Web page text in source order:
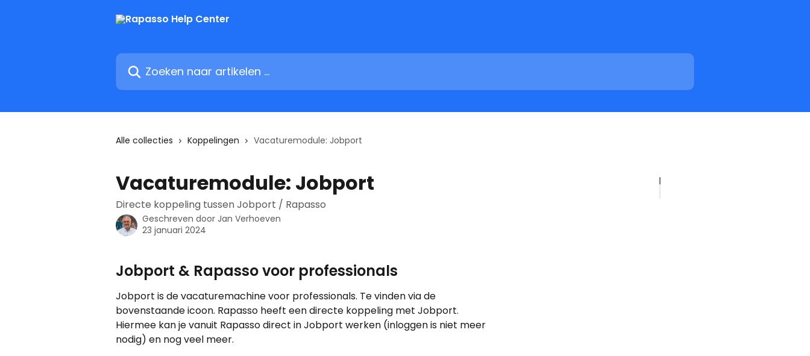
Zoeken naar artikelen ...
Alle collecties Koppelingen Vacaturemodule: Jobport
Vacaturemodule: Jobport
Directe koppeling tussen Jobport / Rapasso
Geschreven door Jan Verhoeven
23 januari 2024
Jobport & Rapasso voor professionals
Jobport is de vacaturemachine voor professionals. Te vinden via de
bovenstaande icoon. Rapasso heeft een directe koppeling met Jobport.
Hiermee kan je vanuit Rapasso direct in Jobport werken (inloggen is niet meer
nodig) en nog veel meer.